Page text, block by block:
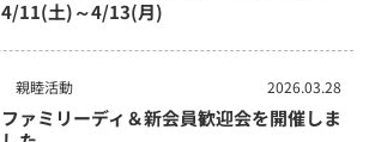
4/11(土)～4/13(月)
親睦活動 2026.03.28
ファミリーディ＆新会員歓迎会を開催しま